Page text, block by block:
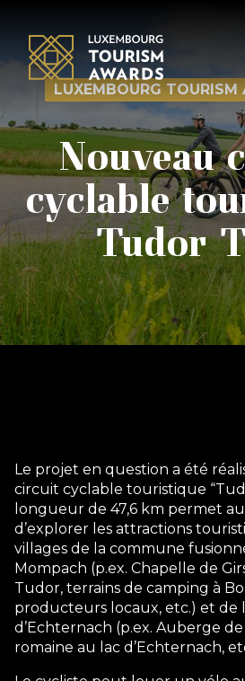
LUXEMBOURG TOURISM
Nouveau
cyclable
Tudor
Le projet en question a été
circuit cyclable touristique
longueur de 47,6 km permet
d’explorer les attractions
villages de la commune
Mompach (p.ex. Chapelle de
Tudor, terrains de camping à
producteurs locaux, etc.) et de
d’Echternach (p.ex. Auberge
romaine au lac d’Echternach,